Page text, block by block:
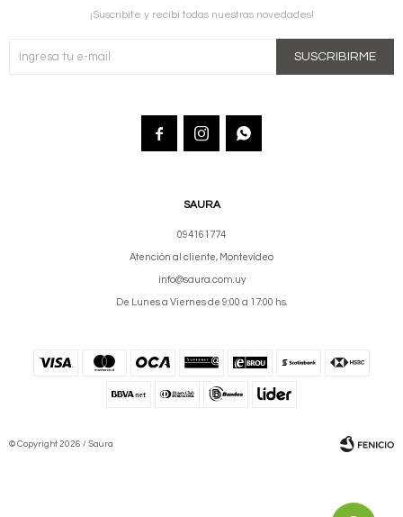
SAURA
094161774
Atención al cliente, Montevideo
info@saura.com.uy
De Lunes a Viernes de 9:00 a 17:00 hs.
¡Suscribite y recibí todas nuestras novedades!
SUSCRIBIRME
  
© Copyright 2026 / Saura